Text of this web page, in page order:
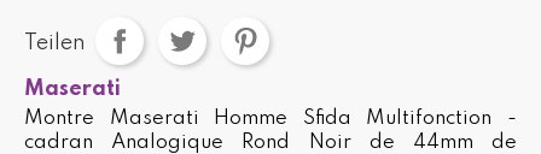
Teilen
Maserati
Montre Maserati Homme Sfida Multifonction -
cadran Analogique Rond Noir de 44mm de